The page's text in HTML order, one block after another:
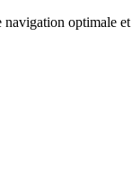
optimale